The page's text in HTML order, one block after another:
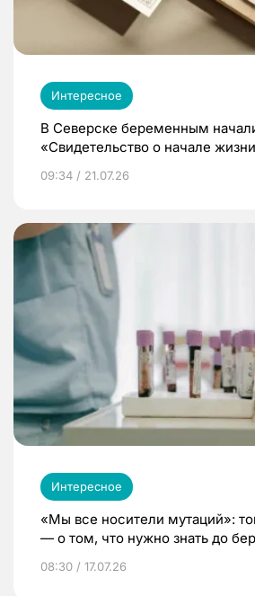
Интересное
В Северске беременным
«Свидетельство о начале
09:34 / 21.07.26
Интересное
«Мы все носители мутаций»:
— о том, что нужно знать до
08:30 / 17.07.26